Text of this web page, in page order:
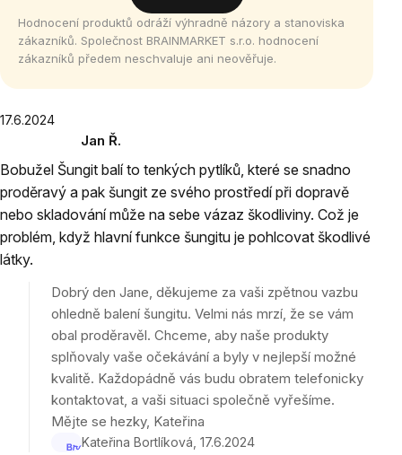
Hodnocení produktů odráží výhradně názory a stanoviska
zákazníků. Společnost BRAINMARKET s.r.o. hodnocení
zákazníků předem neschvaluje ani neověřuje.
Výpis
hodnoceníJan Ř.
produktu
je
1
z
5
17.6.2024
Bobužel Šungit balí to tenkých pytlíků, které se snadno
proděravý a pak šungit ze svého prostředí při dopravě
nebo skladování může na sebe vázaz škodliviny. Což je
problém, když hlavní funkce šungitu je pohlcovat škodlivé
látky.
Kateřina Bortlíková 17.6.2024
Dobrý den Jane, děkujeme za vaši zpětnou vazbu
ohledně balení šungitu. Velmi nás mrzí, že se vám
obal proděravěl. Chceme, aby naše produkty
splňovaly vaše očekávání a byly v nejlepší možné
kvalitě. Každopádně vás budu obratem telefonicky
kontaktovat, a vaši situaci společně vyřešíme.
Mějte se hezky, Kateřina